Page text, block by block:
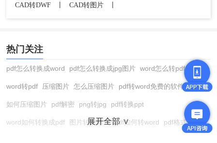
CAD转DWF
CAD转图片
热门关注
pdf怎么转换成word pdf怎么转换成jpg图片 word怎么转pdf
word转pdf 压缩图片 怎么压缩图片 pdf转word免费的软件
如何压缩图片 pdf解密 png转jpg pdf转换ppt
word如何转换成pdf 图片转换格式 pdf如何转word pdf格式转换
展开全部 ∨